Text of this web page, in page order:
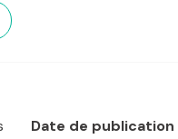
Date de publication